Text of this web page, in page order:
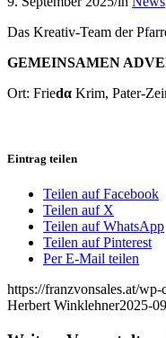
Das Kreativ-Team der
GEMEINSAMEN
Ort: Friedα Krim, Pater-
Eintrag teilen
Teilen auf Facebook
Teilen auf X
Teilen auf WhatsApp
Teilen auf Pinterest
Per E-Mail teilen
https://franzvonsales.at/
Herbert Winklehner2025-